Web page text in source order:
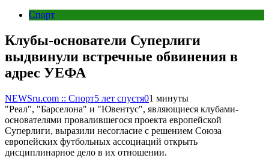
Спорт
Клубы-основатели Суперлиги
выдвинули встречные обвинения в
адрес УЕФА
NEWSru.com :: Спорт5 лет спустя01 минуты
"Реал", "Барселона" и "Ювентус", являющиеся клубами-
основателями провалившегося проекта европейской
Суперлиги, выразили несогласие с решением Союза
европейских футбольных ассоциаций открыть
дисциплинарное дело в их отношении.